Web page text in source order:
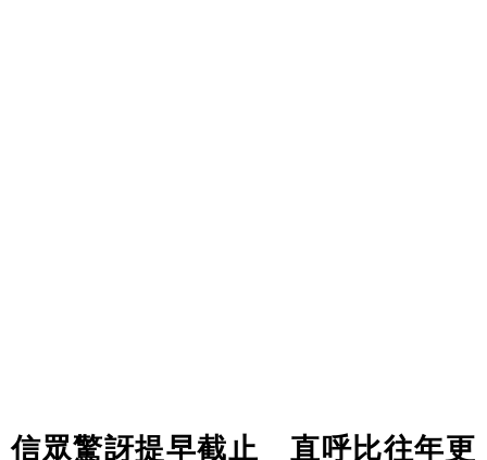
信眾驚訝提早截止 直呼比往年更